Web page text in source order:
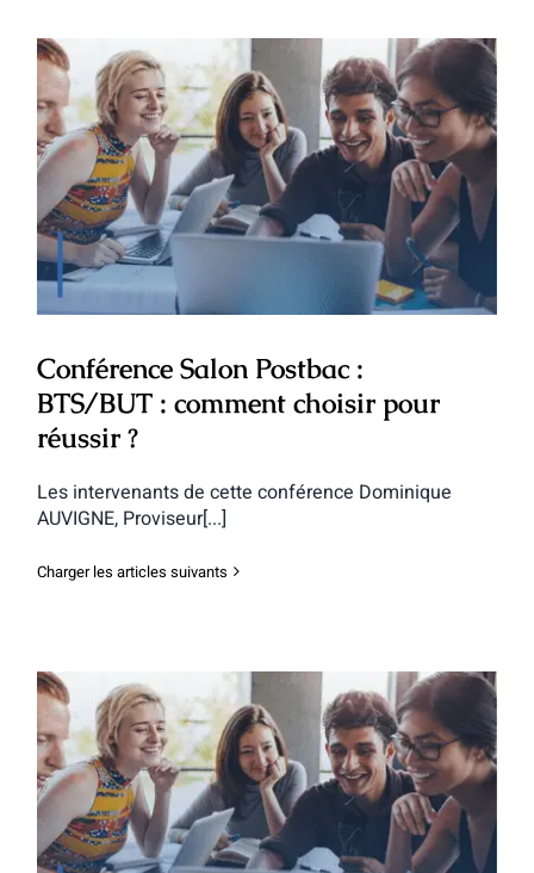
Conférence Salon Postbac : BTS/BUT :
comment choisir pour réussir ?
Conférence Salon Postbac :
BTS/BUT : comment choisir pour
réussir ?
Les intervenants de cette conférence Dominique
AUVIGNE, Proviseur[...]
Charger les articles suivants
Conférence Salon Postbac : BUT/BTS :
comment choisir pour réussir ?